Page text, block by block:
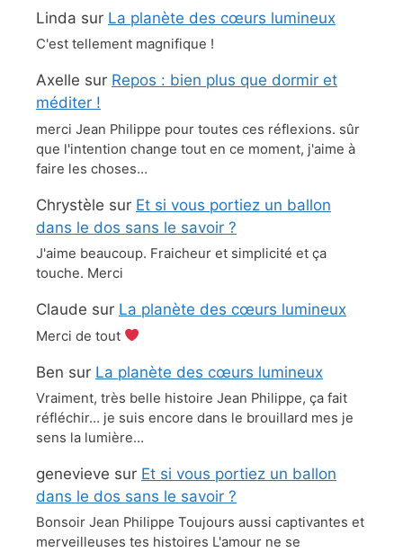
Linda sur La planète des cœurs lumineux
C'est tellement magnifique !
Axelle sur Repos : bien plus que dormir et
méditer !
merci Jean Philippe pour toutes ces réflexions. sûr
que l'intention change tout en ce moment, j'aime à
faire les choses…
Chrystèle sur Et si vous portiez un ballon
dans le dos sans le savoir ?
J'aime beaucoup. Fraicheur et simplicité et ça
touche. Merci
Claude sur La planète des cœurs lumineux
Merci de tout
Ben sur La planète des cœurs lumineux
Vraiment, très belle histoire Jean Philippe, ça fait
réfléchir… je suis encore dans le brouillard mes je
sens la lumière…
genevieve sur Et si vous portiez un ballon
dans le dos sans le savoir ?
Bonsoir Jean Philippe Toujours aussi captivantes et
merveilleuses tes histoires L'amour ne se